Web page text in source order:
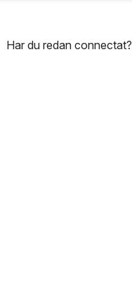
Har du redan connectat?